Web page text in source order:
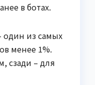
в ботах.
из самых
менее 1%.
сзади – для